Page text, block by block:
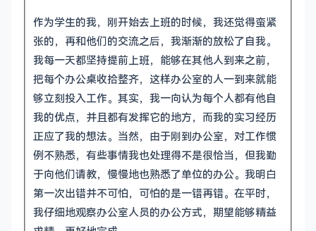
作为学生的我，刚开始去上班的时候，我还觉得蛮紧
张的，再和他们的交流之后，我渐渐的放松了自我。
我每一天都坚持提前上班，能够在其他人到来之前，
把每个办公桌收拾整齐，这样办公室的人一到来就能
够立刻投入工作。其实，我一向认为每个人都有他自
我的优点，并且都有发挥它的地方，而我的实习经历
正应了我的想法。当然，由于刚到办公室，对工作惯
例不熟悉，有些事情我也处理得不是很恰当，但我勤
于向他们请教，慢慢地也熟悉了单位的办公。我明白
第一次出错并不可怕，可怕的是一错再错。在平时，
我仔细地观察办公室人员的办公方式，期望能够精益